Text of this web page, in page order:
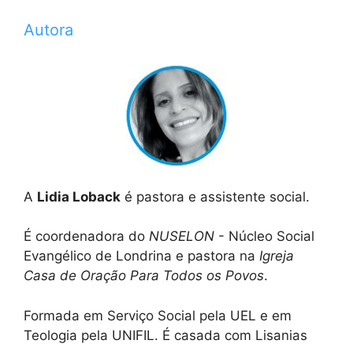
Autora
A Lidia Loback é pastora e assistente social.
É coordenadora do NUSELON - Núcleo Social
Evangélico de Londrina e pastora na Igreja
Casa de Oração Para Todos os Povos.
Formada em Serviço Social pela UEL e em
Teologia pela UNIFIL. É casada com Lisanias